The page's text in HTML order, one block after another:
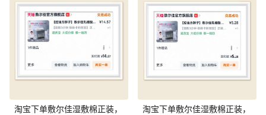
淘宝下单敷尔佳湿敷棉正装，
淘宝下单敷尔佳湿敷棉正装，